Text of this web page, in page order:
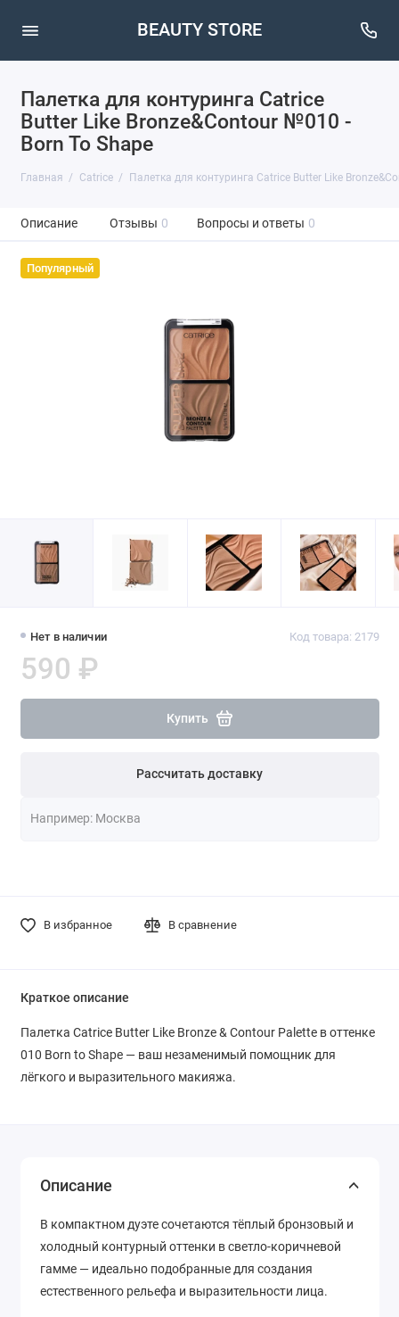
BEAUTY STORE
Палетка для контуринга Catrice
Butter Like Bronze&Contour №010 -
Born To Shape
Главная Catrice Палетка для контуринга Catrice Butter Like
Описание Отзывы 0 Вопросы и ответы 0
Популярный
Нет в наличии Код товара: 2179
590 ₽
Купить
Рассчитать доставку
В избранное В сравнение
Краткое описание
Палетка Catrice Butter Like Bronze & Contour Palette в оттенке
010 Born to Shape — ваш незаменимый помощник для
лёгкого и выразительного макияжа.
Описание
В компактном дуэте сочетаются тёплый бронзовый и
холодный контурный оттенки в светло-коричневой
гамме — идеально подобранные для создания
естественного рельефа и выразительности лица.